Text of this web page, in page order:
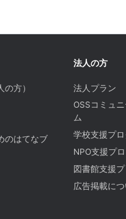
方）
のはてなブ
法人の方
法人プラン
OSSコミュ
ム
学校支援プロ
NPO支援プ
図書館支援
広告掲載につ